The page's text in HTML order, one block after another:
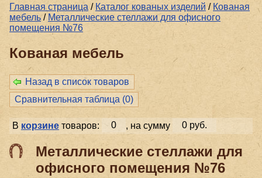
Главная страница / Каталог кованых изделий / Кованая
мебель / Металлические стеллажи для офисного
помещения №76
Кованая мебель
Назад в список товаров
Сравнительная таблица (0)
В корзинетоваров: 0 , на сумму 0 руб.
Металлические стеллажи для
офисного помещения №76